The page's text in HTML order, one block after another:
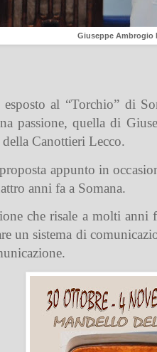
Giuseppe Ambrogio
al “Torchio” di
passione, quella di
Canottieri Lecco.
appunto in
anni fa a Somana.
che risale a molti
un sistema di